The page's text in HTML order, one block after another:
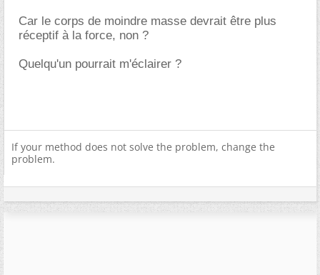
Car le corps de moindre masse devrait être plus
réceptif à la force, non ?
Quelqu'un pourrait m'éclairer ?
If your method does not solve the problem, change the
problem.